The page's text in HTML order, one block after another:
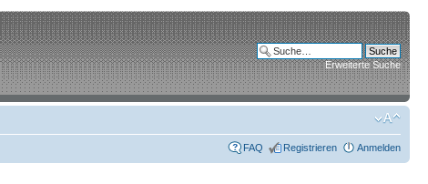
Erweiterte Suche
FAQ Registrieren Anmelden